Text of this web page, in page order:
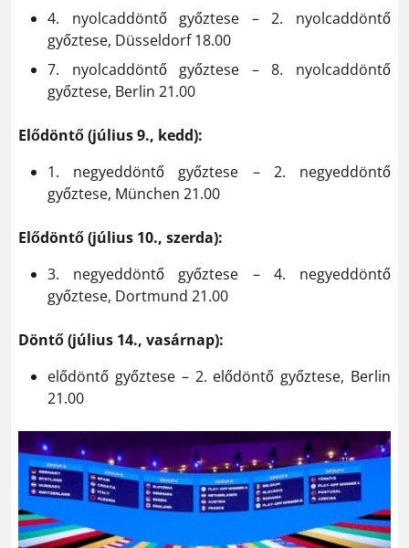
4. nyolcaddöntő győztese – 2. nyolcaddöntő
győztese, Düsseldorf 18.00
7. nyolcaddöntő győztese – 8. nyolcaddöntő
győztese, Berlin 21.00
Elődöntő (július 9., kedd):
1. negyeddöntő győztese – 2. negyeddöntő
győztese, München 21.00
Elődöntő (július 10., szerda):
3. negyeddöntő győztese – 4. negyeddöntő
győztese, Dortmund 21.00
Döntő (július 14., vasárnap):
elődöntő győztese – 2. elődöntő győztese, Berlin
21.00